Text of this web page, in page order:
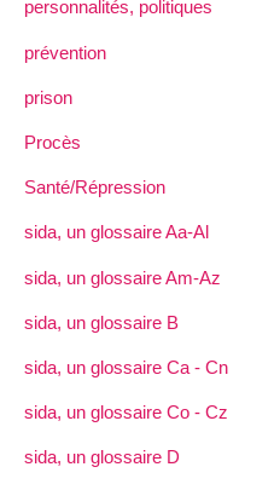
personnalités, politiques
prévention
prison
Procès
Santé/Répression
sida, un glossaire Aa-Al
sida, un glossaire Am-Az
sida, un glossaire B
sida, un glossaire Ca - Cn
sida, un glossaire Co - Cz
sida, un glossaire D